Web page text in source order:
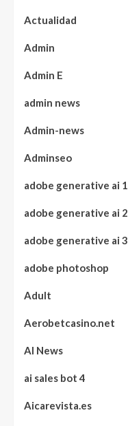
Actualidad
Admin
Admin E
admin news
Admin-news
Adminseo
adobe generative ai 1
adobe generative ai 2
adobe generative ai 3
adobe photoshop
Adult
Aerobetcasino.net
AI News
ai sales bot 4
Aicarevista.es